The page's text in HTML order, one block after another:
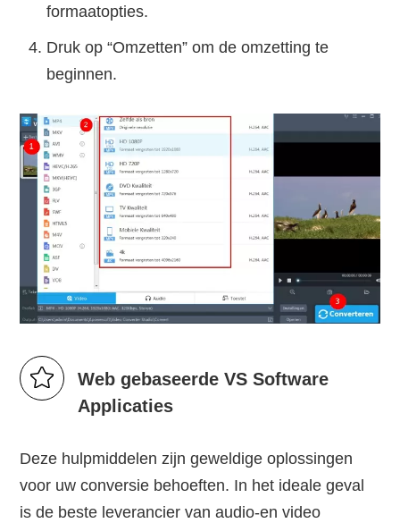
formaatopties.
Druk op “Omzetten” om de omzetting te
beginnen.
Web gebaseerde VS Software
Applicaties
Deze hulpmiddelen zijn geweldige oplossingen
voor uw conversie behoeften. In het ideale geval
is de beste leverancier van audio-en video